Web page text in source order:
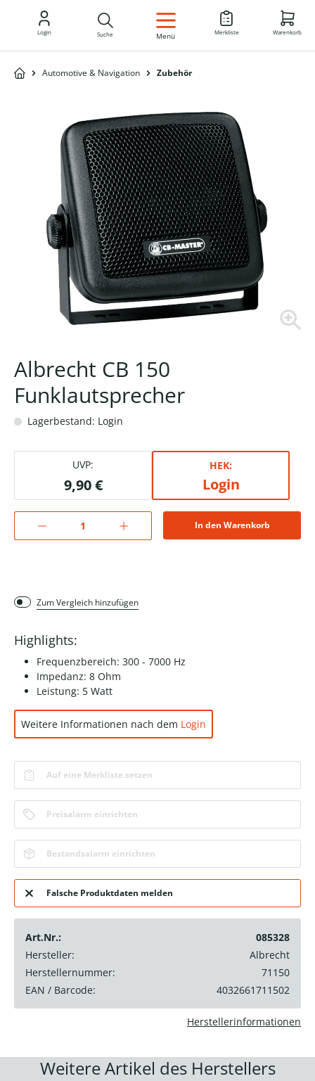
DE
Login Suche Menü Merkliste Warenkorb
Automotive & Navigation Zubehör
Albrecht CB 150
Funklautsprecher
Lagerbestand: Login
UVP:
9,90 €
HEK:
Login
In den Warenkorb
Zum Vergleich hinzufügen
Highlights:
Frequenzbereich: 300 - 7000 Hz
Impedanz: 8 Ohm
Leistung: 5 Watt
Weitere Informationen nach dem Login
Auf eine Merkliste setzen
Preisalarm einrichten
Bestandsalarm einrichten
Falsche Produktdaten melden
Art.Nr.:
085328
Hersteller:
Albrecht
Herstellernummer:
71150
EAN / Barcode:
4032661711502
Herstellerinformationen
Weitere Artikel des Herstellers